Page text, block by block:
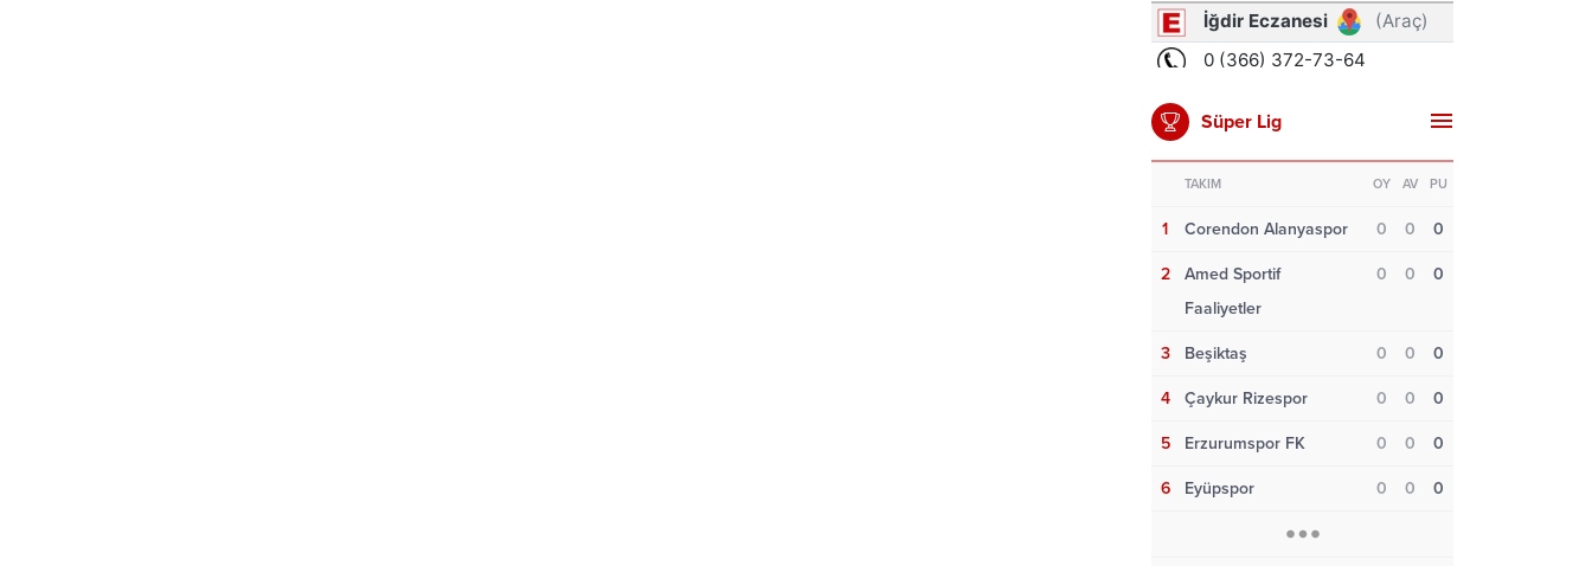
Süper Lig
TAKIM OY AV PU
1 Corendon Alanyaspor 0 0 0
2
Amed Sportif
Faaliyetler
0 0 0
3 Beşiktaş 0 0 0
4 Çaykur Rizespor 0 0 0
5 Erzurumspor FK 0 0 0
6 Eyüpspor 0 0 0